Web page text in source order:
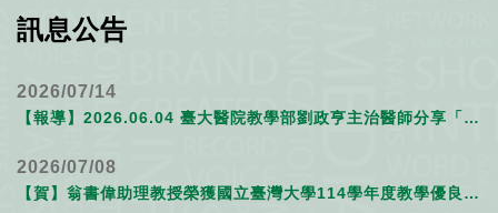
訊息公告
2026/07/14
【報導】2026.06.04 臺大醫院教學部劉政亨主治醫師分享「人機協作中的AI增能模型」
2026/07/08
【賀】翁書偉助理教授榮獲國立臺灣大學114學年度教學優良教師